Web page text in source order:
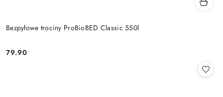
Bezpyłowe trociny ProBioBED Classic 550l
Cena:
79.90